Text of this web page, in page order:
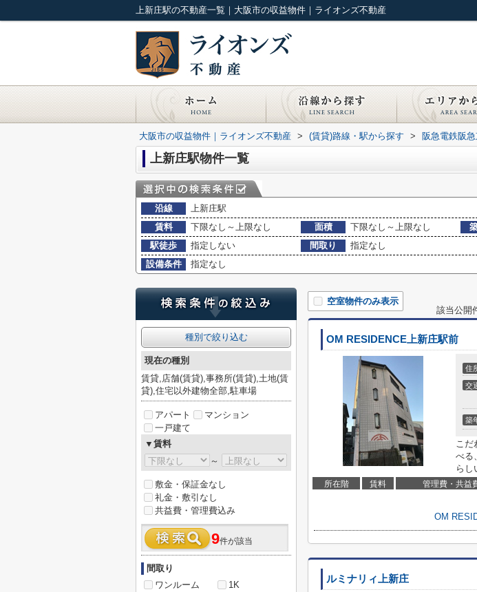
上新庄駅の不動産一覧｜大阪市の収益物件｜ライオンズ不動産
大阪市の収益物件｜ライオンズ不動産 > (賃貸)路線・駅から探す > 阪急電鉄阪
上新庄駅物件一覧
沿線
上新庄駅
賃料
下限なし～上限なし 面積 下限なし～上限なし
駅徒歩
指定しない 間取り
指定なし
設備条件
指定なし
空室物件のみ表示
該当公開
OM RESIDENCE上新庄駅前
住
交
築
こだ
べる
らし
所在階 賃料 管理費・共益
OM
ルミナリィ上新庄
種別で絞り込む
現在の種別
賃貸,店舗(賃貸),事務所(賃貸),土地(賃
貸),住宅以外建物全部,駐車場
アパート
マンション
一戸建て
▼賃料
～
敷金・保証金なし
礼金・敷引なし
共益費・管理費込み
9件が該当
間取り
ワンルーム
1K